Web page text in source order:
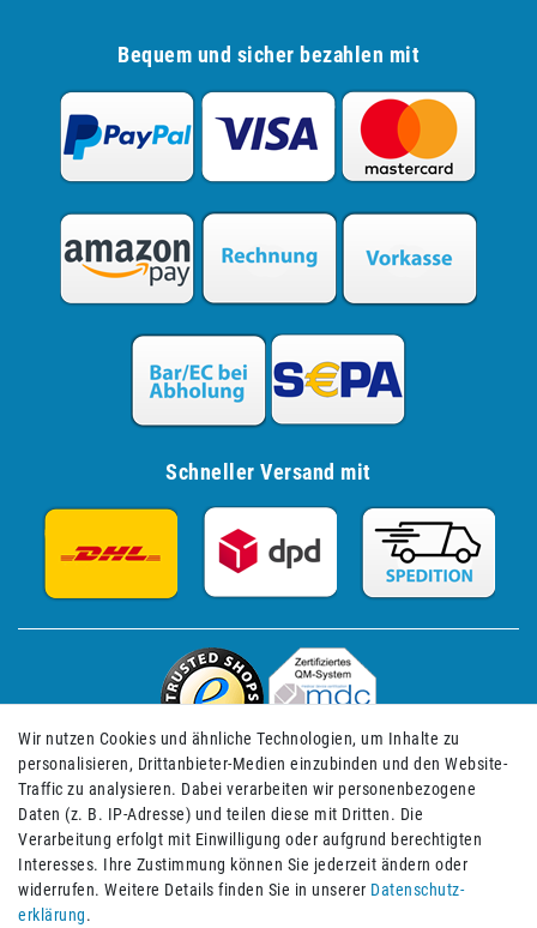
Bequem und sicher bezahlen mit
Schneller Versand mit
Impressum Daten­schutz­erklärung AGB
Wir nutzen Cookies und ähnliche Technologien, um Inhalte zu
personalisieren, Drittanbieter-Medien einzubinden und den Website-
Traffic zu analysieren. Dabei verarbeiten wir personenbezogene
Daten (z. B. IP-Adresse) und teilen diese mit Dritten. Die
Verarbeitung erfolgt mit Einwilligung oder aufgrund berechtigten
Interesses. Ihre Zustimmung können Sie jederzeit ändern oder
widerrufen. Weitere Details finden Sie in unserer Daten­schutz­
erklärung.